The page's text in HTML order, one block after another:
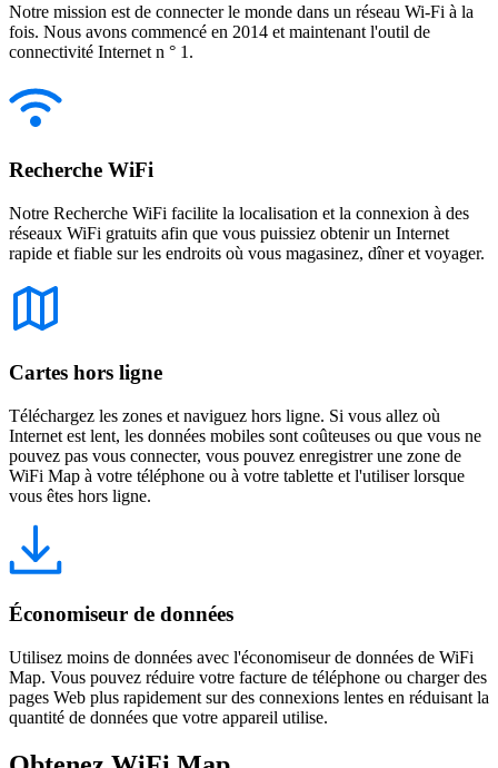
Notre mission est de connecter le monde dans un réseau Wi-Fi à la
fois. Nous avons commencé en 2014 et maintenant l'outil de
connectivité Internet n ° 1.
Recherche WiFi
Notre Recherche WiFi facilite la localisation et la connexion à des
réseaux WiFi gratuits afin que vous puissiez obtenir un Internet
rapide et fiable sur les endroits où vous magasinez, dîner et voyager.
Cartes hors ligne
Téléchargez les zones et naviguez hors ligne. Si vous allez où
Internet est lent, les données mobiles sont coûteuses ou que vous ne
pouvez pas vous connecter, vous pouvez enregistrer une zone de
WiFi Map à votre téléphone ou à votre tablette et l'utiliser lorsque
vous êtes hors ligne.
Économiseur de données
Utilisez moins de données avec l'économiseur de données de WiFi
Map. Vous pouvez réduire votre facture de téléphone ou charger des
pages Web plus rapidement sur des connexions lentes en réduisant la
quantité de données que votre appareil utilise.